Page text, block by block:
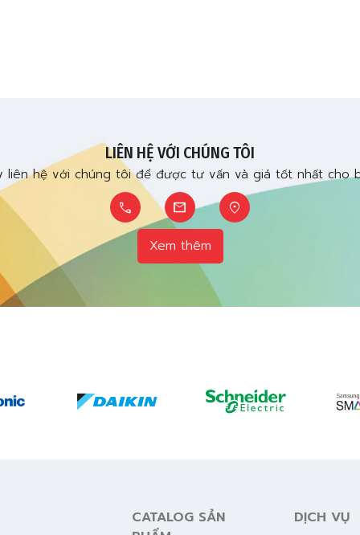
LIÊN HỆ VỚI CHÚNG TÔI
liên hệ với chúng tôi để được tư vấn và giá tốt nhất cho
call
mail location_on
Xem thêm
CATALOG SẢN
DỊCH VỤ